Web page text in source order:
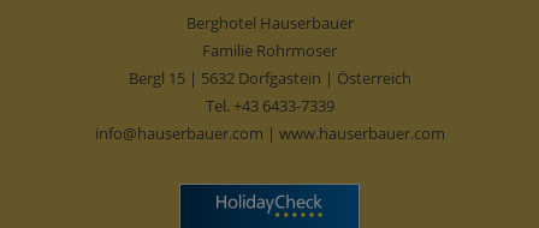
Berghotel Hauserbauer
Familie Rohrmoser
Bergl 15 | 5632 Dorfgastein | Österreich
Tel. +43 6433-7339
info@hauserbauer.com | www.hauserbauer.com